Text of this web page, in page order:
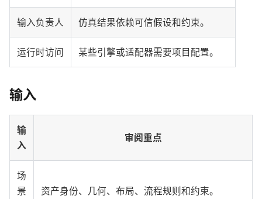
输入负责人 仿真结果依赖可信假设和约束。
运行时访问 某些引擎或适配器需要项目配置。
输入
输
入
审阅重点
场
景
资产身份、几何、布局、流程规则和约束。